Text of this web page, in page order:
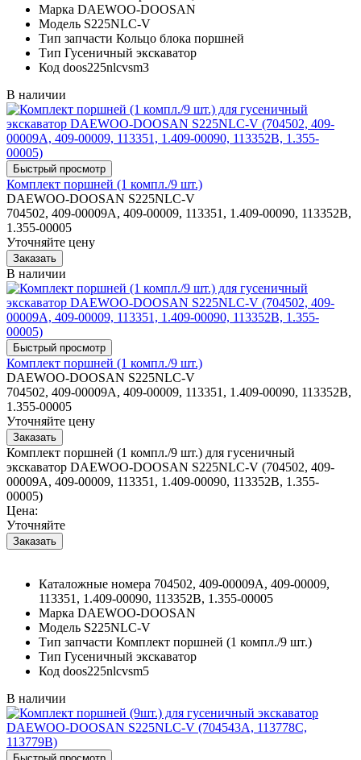
Марка DAEWOO-DOOSAN
Модель S225NLC-V
Тип запчасти Кольцо блока поршней
Тип Гусеничный экскаватор
Код doos225nlcvsm3
В наличии
Комплект поршней (1 компл./9 шт.)
DAEWOO-DOOSAN S225NLC-V
704502, 409-00009A, 409-00009, 113351, 1.409-00090, 113352B,
1.355-00005
Уточняйте цену
В наличии
Комплект поршней (1 компл./9 шт.)
DAEWOO-DOOSAN S225NLC-V
704502, 409-00009A, 409-00009, 113351, 1.409-00090, 113352B,
1.355-00005
Уточняйте цену
Комплект поршней (1 компл./9 шт.) для гусеничный
экскаватор DAEWOO-DOOSAN S225NLC-V (704502, 409-
00009A, 409-00009, 113351, 1.409-00090, 113352B, 1.355-
00005)
Цена:
Уточняйте
Каталожные номера 704502, 409-00009A, 409-00009,
113351, 1.409-00090, 113352B, 1.355-00005
Марка DAEWOO-DOOSAN
Модель S225NLC-V
Тип запчасти Комплект поршней (1 компл./9 шт.)
Тип Гусеничный экскаватор
Код doos225nlcvsm5
В наличии